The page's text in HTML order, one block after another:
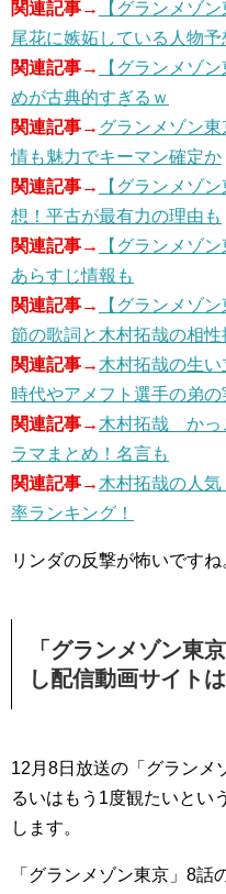
関連記事→
【グランメゾ
尾花に嫉妬している人物予
関連記事→
【グランメゾ
めが古典的すぎるｗ
関連記事→ グランメゾン
情も魅力でキーマン確定か
関連記事→
【グランメゾ
想！平古が最有力の理由も
関連記事→
【グランメゾ
あらすじ情報も
関連記事→
【グランメゾ
節の歌詞と木村拓哉の相性
関連記事→木村拓哉の生
時代やアメフト選手の弟の
関連記事→木村拓哉 かっ
ラマまとめ！名言も
関連記事→木村拓哉の人
率ランキング！
リンダの反撃が怖いですね
「グランメゾン東
し配信動画サイト
12月8日放送の「グランメ
るいはもう1度観たいとい
します。
「グランメゾン東京」8